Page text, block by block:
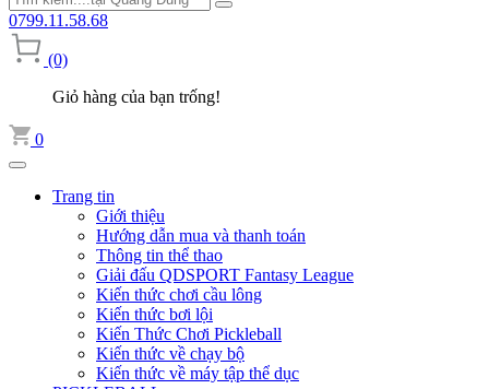
0799.11.58.68
(0)
Giỏ hàng của bạn trống!
0
Trang tin
Giới thiệu
Hướng dẫn mua và thanh toán
Thông tin thể thao
Giải đấu QDSPORT Fantasy League
Kiến thức chơi cầu lông
Kiến thức bơi lội
Kiến Thức Chơi Pickleball
Kiến thức về chạy bộ
Kiến thức về máy tập thể dục